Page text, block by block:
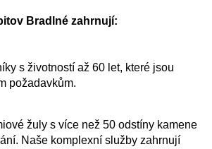
Bradlné zahrnují:
s životností až 60 let, které jsou
požadavkům.
žuly s více než 50 odstíny kamene
Naše komplexní služby zahrnují